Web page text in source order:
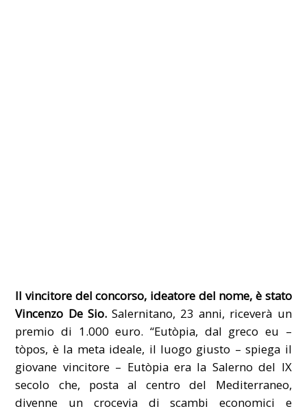
Il vincitore del concorso, ideatore del nome, è stato
Vincenzo De Sio.Salernitano, 23 anni, riceverà un
premio di 1.000 euro. “Eutòpia, dal greco eu –
tòpos, è la meta ideale, il luogo giusto – spiega il
giovane vincitore – Eutòpia era la Salerno del IX
secolo che, posta al centro del Mediterraneo,
divenne un crocevia di scambi economici e